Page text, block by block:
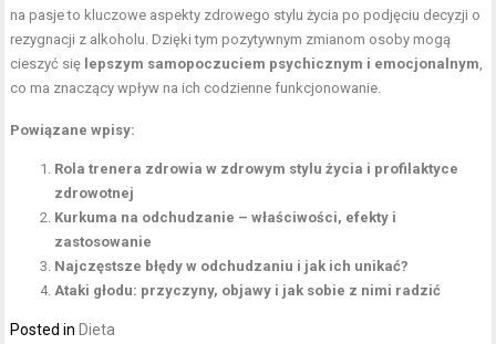
na pasje to kluczowe aspekty zdrowego stylu życia po podjęciu decyzji o
rezygnacji z alkoholu. Dzięki tym pozytywnym zmianom osoby mogą
cieszyć się lepszym samopoczuciem psychicznym i emocjonalnym
co ma znaczący wpływ na ich codzienne funkcjonowanie.
Powiązane wpisy:
Rola trenera zdrowia w zdrowym stylu życia i profilaktyce
zdrowotnej
Kurkuma na odchudzanie – właściwości, efekty i
zastosowanie
Najczęstsze błędy w odchudzaniu i jak ich unikać?
Ataki głodu: przyczyny, objawy i jak sobie z nimi radzić
Posted in Dieta